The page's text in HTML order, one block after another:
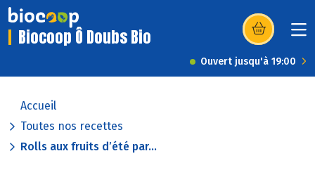
Biocoop Ô Doubs Bio (s’ouvre dans
Ouvert jusqu'à 19:00
Accueil
Toutes nos recettes
Rolls aux fruits d’été par...